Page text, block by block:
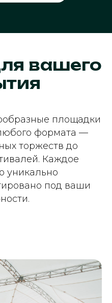
вашего
площадки
формата —
торжеств до
Каждое
уникально
под ваши